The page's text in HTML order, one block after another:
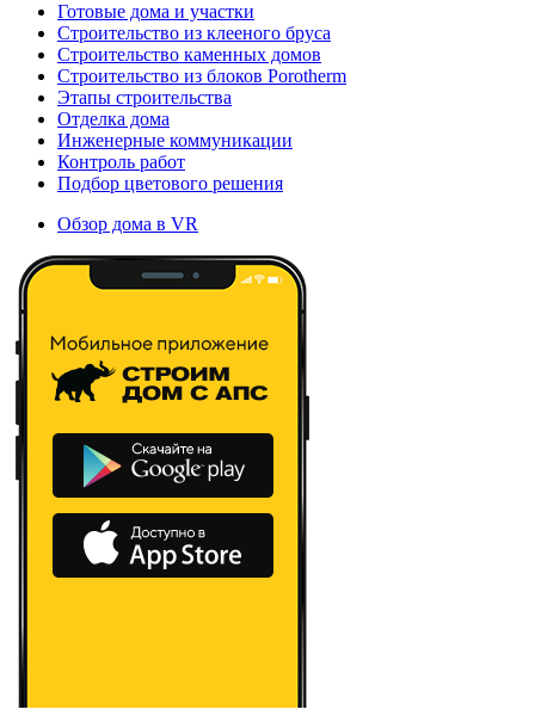
Готовые дома и участки
Строительство из клееного бруса
Строительство каменных домов
Строительство из блоков Porotherm
Этапы строительства
Отделка дома
Инженерные коммуникации
Контроль работ
Подбор цветового решения
Обзор дома в VR